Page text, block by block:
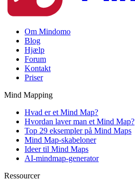
Om Mindomo
Blog
Hjælp
Forum
Kontakt
Priser
Mind Mapping
Hvad er et Mind Map?
Hvordan laver man et Mind Map?
Top 29 eksempler på Mind Maps
Mind Map-skabeloner
Ideer til Mind Maps
AI-mindmap-generator
Ressourcer